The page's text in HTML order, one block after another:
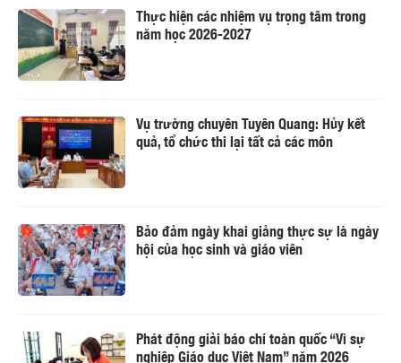
Thực hiện các nhiệm vụ trọng tâm trong
năm học 2026-2027
Vụ trường chuyên Tuyên Quang: Hủy kết
quả, tổ chức thi lại tất cả các môn
Bảo đảm ngày khai giảng thực sự là ngày
hội của học sinh và giáo viên
Phát động giải báo chí toàn quốc “Vì sự
nghiệp Giáo dục Việt Nam” năm 2026